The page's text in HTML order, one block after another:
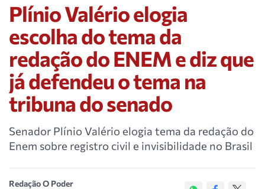
Plínio Valério elogia
escolha do tema da
redação do ENEM e diz que
já defendeu o tema na
tribuna do senado
Senador Plínio Valério elogia tema da redação do
Enem sobre registro civil e invisibilidade no Brasil
Redação O Poder